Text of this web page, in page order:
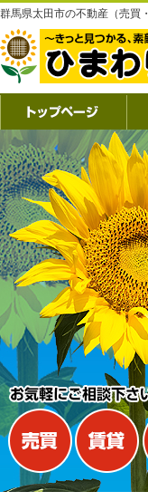
群馬県太田市の不動産（売買